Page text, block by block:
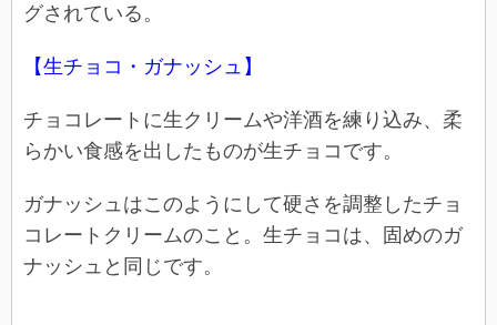
グされている。
【生チョコ・ガナッシュ】
チョコレートに生クリームや洋酒を練り込み、柔
らかい食感を出したものが生チョコです。
ガナッシュはこのようにして硬さを調整したチョ
コレートクリームのこと。生チョコは、固めのガ
ナッシュと同じです。